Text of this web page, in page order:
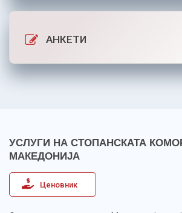
АНКЕТИ
УСЛУГИ НА СТОПАНСКАТА
МАКЕДОНИЈА
Ценовник